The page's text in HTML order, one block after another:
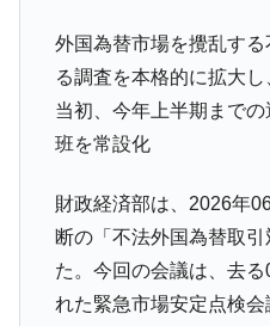
『Money1』
韓国型イージ
「KDDX」1番艦、2032年竣工
『Money1』
【対日本円】
は韓国で『BYD』車は売れ
『Money1』
在韓米国大使
く空港に詰めかけ「出て行
ドを掲げる「在韓反米勢力」
外国為替市場を攪乱す
る調査を本格的に拡大
当初、今年上半期まで
班を常設化
財政経済部は、2026年
断の「不法外国為替取
た。今回の会議は、去
れた緊急市場安定点検